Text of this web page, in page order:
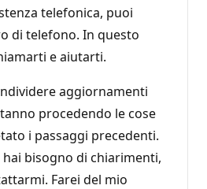
telefonica, puoi
di telefono. In questo
e aiutarti.
aggiornamenti
procedendo le cose
i passaggi precedenti.
hai bisogno di chiarimenti,
Farei del mio